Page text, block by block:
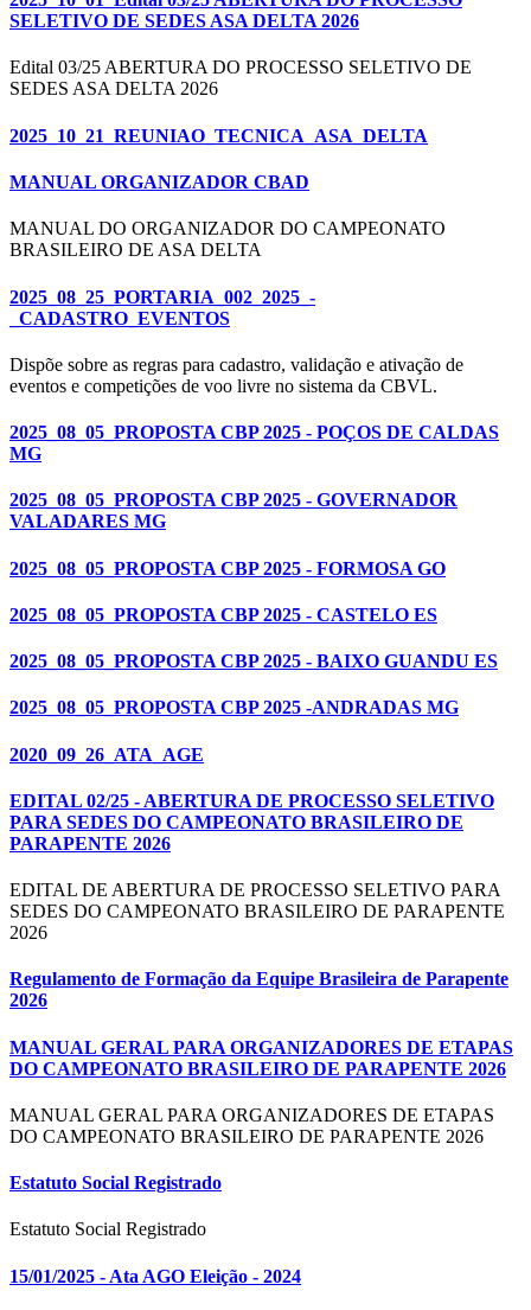
SELETIVO DE SEDES ASA DELTA 2026
Edital 03/25 ABERTURA DO PROCESSO SELETIVO DE
SEDES ASA DELTA 2026
2025_10_21_REUNIAO_TECNICA_ASA_DELTA
MANUAL ORGANIZADOR CBAD
MANUAL DO ORGANIZADOR DO CAMPEONATO
BRASILEIRO DE ASA DELTA
2025_08_25_PORTARIA_002_2025_-
_CADASTRO_EVENTOS
Dispõe sobre as regras para cadastro, validação e ativação de
eventos e competições de voo livre no sistema da CBVL.
2025_08_05_PROPOSTA CBP 2025 - POÇOS DE CALDAS
MG
2025_08_05_PROPOSTA CBP 2025 - GOVERNADOR
VALADARES MG
2025_08_05_PROPOSTA CBP 2025 - FORMOSA GO
2025_08_05_PROPOSTA CBP 2025 - CASTELO ES
2025_08_05_PROPOSTA CBP 2025 - BAIXO GUANDU ES
2025_08_05_PROPOSTA CBP 2025 -ANDRADAS MG
2020_09_26_ATA_AGE
EDITAL 02/25 - ABERTURA DE PROCESSO SELETIVO
PARA SEDES DO CAMPEONATO BRASILEIRO DE
PARAPENTE 2026
EDITAL DE ABERTURA DE PROCESSO SELETIVO PARA
SEDES DO CAMPEONATO BRASILEIRO DE PARAPENTE
2026
Regulamento de Formação da Equipe Brasileira de Parapente
2026
MANUAL GERAL PARA ORGANIZADORES DE ETAPAS
DO CAMPEONATO BRASILEIRO DE PARAPENTE 2026
MANUAL GERAL PARA ORGANIZADORES DE ETAPAS
DO CAMPEONATO BRASILEIRO DE PARAPENTE 2026
Estatuto Social Registrado
Estatuto Social Registrado
15/01/2025 - Ata AGO Eleição - 2024